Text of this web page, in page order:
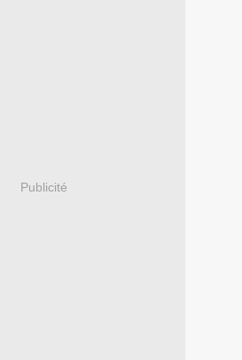
Publicité